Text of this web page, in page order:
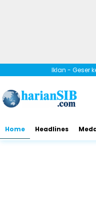
Iklan - Geser
Home Headlines